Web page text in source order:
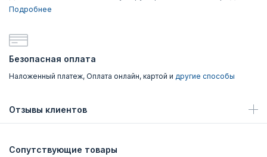
Подробнее
Безопасная оплата
Наложенный платеж, Оплата онлайн, картой и другие способы
Отзывы клиентов
Сопутствующие товары